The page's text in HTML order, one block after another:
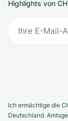
Highlights von
Ich ermächtige die
Deutschland.